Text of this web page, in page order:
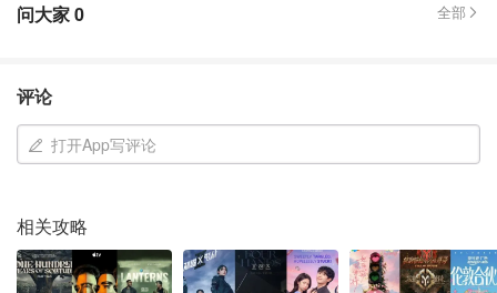
工作权益受到侵害？加拿大劳务投诉
叶不知秋 7.2w 14
问大家0 全部
评论
打开App写评论
相关攻略